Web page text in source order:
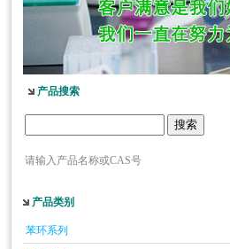
产品搜索
请输入产品名称或CAS号
产品类别
苯环系列
1-吡啶-2-基-2-丙酮